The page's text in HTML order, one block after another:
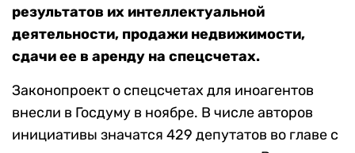
результатов их интеллектуальной
деятельности, продажи недвижимости,
сдачи ее в аренду на спецсчетах.
Законопроект о спецсчетах для иноагентов
внесли в Госдуму в ноябре. В числе авторов
инициативы значатся 429 депутатов во главе с